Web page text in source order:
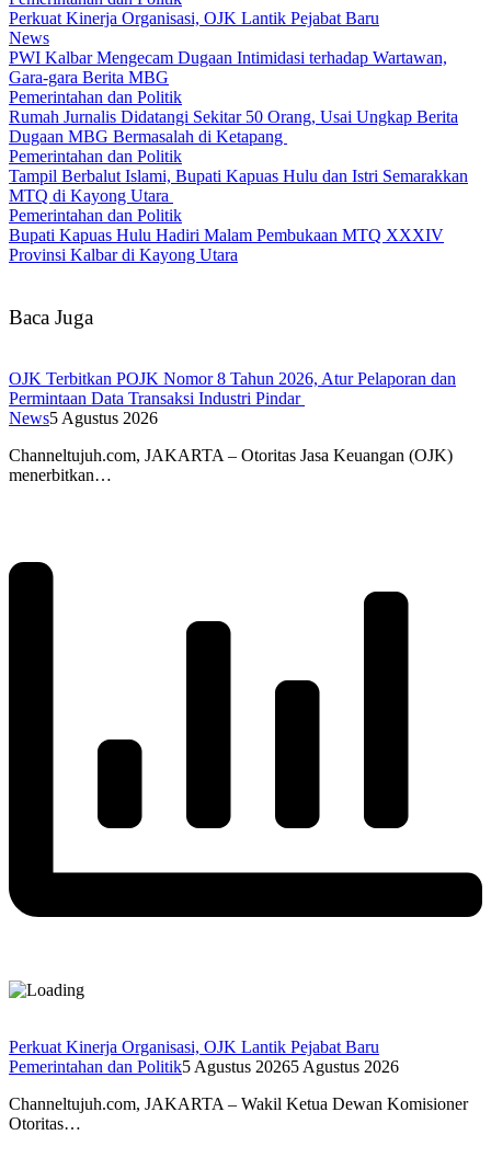
Perkuat Kinerja Organisasi, OJK Lantik Pejabat Baru
News
PWI Kalbar Mengecam Dugaan Intimidasi terhadap Wartawan,
Gara-gara Berita MBG
Pemerintahan dan Politik
Rumah Jurnalis Didatangi Sekitar 50 Orang, Usai Ungkap Berita
Dugaan MBG Bermasalah di Ketapang
Pemerintahan dan Politik
Tampil Berbalut Islami, Bupati Kapuas Hulu dan Istri Semarakkan
MTQ di Kayong Utara
Pemerintahan dan Politik
Bupati Kapuas Hulu Hadiri Malam Pembukaan MTQ XXXIV
Provinsi Kalbar di Kayong Utara
Baca Juga
OJK Terbitkan POJK Nomor 8 Tahun 2026, Atur Pelaporan dan
Permintaan Data Transaksi Industri Pindar
News5 Agustus 2026
Channeltujuh.com, JAKARTA – Otoritas Jasa Keuangan (OJK)
menerbitkan…
Perkuat Kinerja Organisasi, OJK Lantik Pejabat Baru
Pemerintahan dan Politik5 Agustus 20265 Agustus 2026
Channeltujuh.com, JAKARTA – Wakil Ketua Dewan Komisioner
Otoritas…